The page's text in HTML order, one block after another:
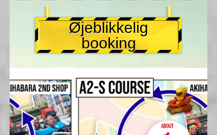
Øjeblikkelig
booking